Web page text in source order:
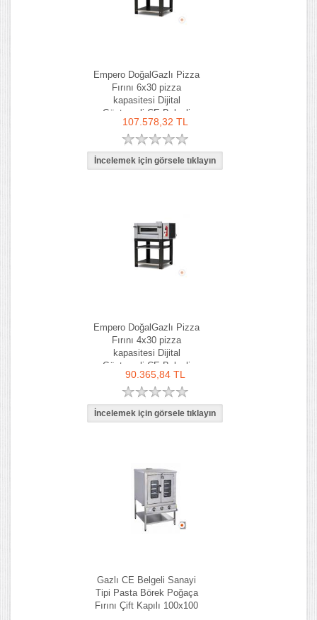
Empero DoğalGazlı Pizza
Fırını 6x30 pizza
kapasitesi Dijital
Göstergeli CE Belgeli
107.578,32 TL
Empero DoğalGazlı Pizza
Fırını 4x30 pizza
kapasitesi Dijital
Göstergeli CE Belgeli
90.365,84 TL
Gazlı CE Belgeli Sanayi
Tipi Pasta Börek Poğaça
Fırını Çift Kapılı 100x100